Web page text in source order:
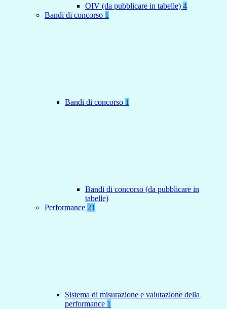
OIV (da pubblicare in tabelle) 4
Bandi di concorso 1
Bandi di concorso 1
Bandi di concorso (da pubblicare in
tabelle)
Performance 21
Sistema di misurazione e valutazione della
performance 1